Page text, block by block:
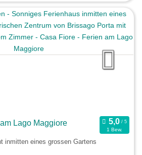
Lago Maggiore
1 Bew.
inmitten eines grossen Gartens